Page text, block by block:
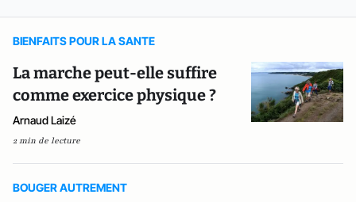
BIENFAITS POUR LA SANTE
La marche peut-elle suffire
comme exercice physique ?
Arnaud Laizé
2 min de lecture
BOUGER AUTREMENT